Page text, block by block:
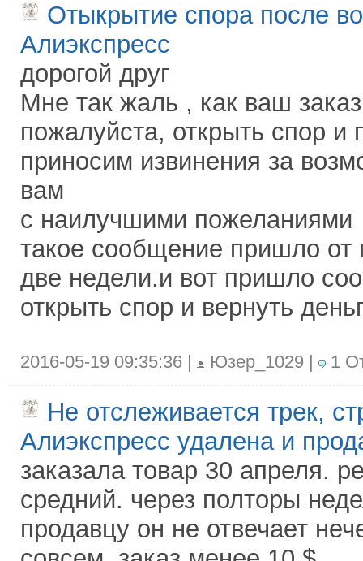
Отыкрытие спора после
Алиэкспресс
дорогой друг
Мне так жаль , как ваш
пожалуйста, открыть спор и
приносим извинения за
вам
с наилучшими пожеланиями
такое сообщение пришло от
две недели.и вот пришло
открыть спор и вернуть
2016-05-19 09:35:36 | Юзер_1029 | 1
Не отслеживается трек,
Алиэкспресс удалена и
заказала товар 30 апреля.
средний. через полторы
продавцу он не отвечает